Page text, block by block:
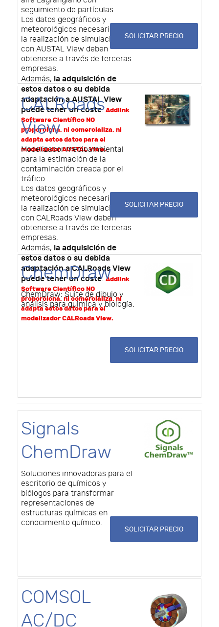
seguimiento de partículas.
Los datos geográficos y
meteorológicos necesarios para
la realización de simulaciones
con AUSTAL View deben
obtenerse a través de terceras
empresas.
Además, la adquisición de
estos datos o su debida
adaptación a AUSTAL View
puede tener un coste.Addlink
Software Científico NO
proporciona, ni comercializa, ni
adapta estos datos para el
modelizador AUSTAL View.
SOLICITAR PRECIO
CALRoads
View
Modelizador medioambiental
para la estimación de la
contaminación creada por el
tráfico.
Los datos geográficos y
meteorológicos necesarios para
la realización de simulaciones
con CALRoads View deben
obtenerse a través de terceras
empresas.
Además, la adquisición de
estos datos o su debida
adaptación a CALRoads View
puede tener un coste. Addlink
Software Científico NO
proporciona, ni comercializa, ni
adapta estos datos para el
modelizador CALRoads View.
SOLICITAR PRECIO
ChemDraw
ChemDraw: Suite de dibujo y
análisis para quimica y biología.
SOLICITAR PRECIO
Signals
ChemDraw
Soluciones innovadoras para el
escritorio de químicos y
biólogos para transformar
representaciones de
estructuras químicas en
conocimiento químico.
SOLICITAR PRECIO
COMSOL
AC/DC